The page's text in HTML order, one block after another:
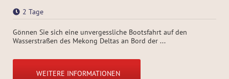
2 Tage
Gönnen Sie sich eine unvergessliche Bootsfahrt auf den
Wasserstraßen des Mekong Deltas an Bord der ...
WEITERE INFORMATIONEN